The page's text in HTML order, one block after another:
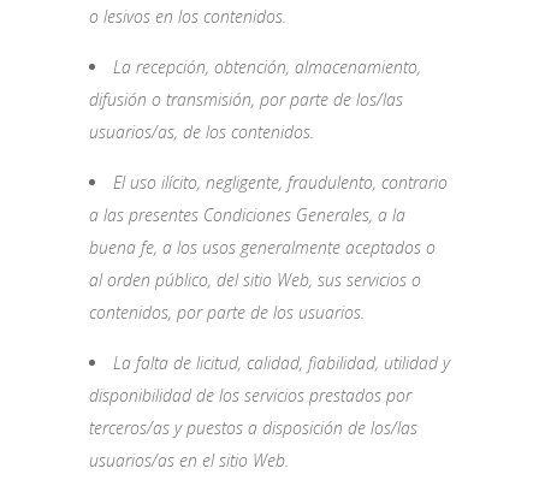
o lesivos en los contenidos.
La recepción, obtención, almacenamiento,
difusión o transmisión, por parte de los/las
usuarios/as, de los contenidos.
El uso ilícito, negligente, fraudulento, contrario
a las presentes Condiciones Generales, a la
buena fe, a los usos generalmente aceptados o
al orden público, del sitio Web, sus servicios o
contenidos, por parte de los usuarios.
La falta de licitud, calidad, fiabilidad, utilidad y
disponibilidad de los servicios prestados por
terceros/as y puestos a disposición de los/las
usuarios/as en el sitio Web.